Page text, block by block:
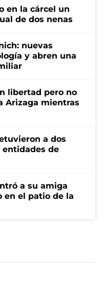
en la cárcel un
de dos nenas
nuevas
y abren una
libertad pero no
Arizaga mientras
a dos
entidades de
a su amiga
en el patio de la